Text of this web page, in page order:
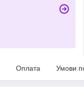
Оплата Умови